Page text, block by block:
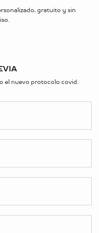
gratuito y sin
el nuevo protocolo covid.